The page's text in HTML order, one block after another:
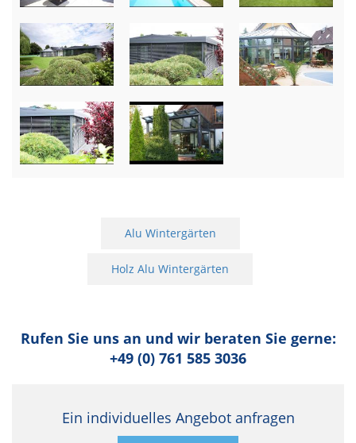
Alu Wintergärten
Holz Alu Wintergärten
Rufen Sie uns an und wir beraten Sie gerne:
+49 (0) 761 585 3036
Ein individuelles Angebot anfragen